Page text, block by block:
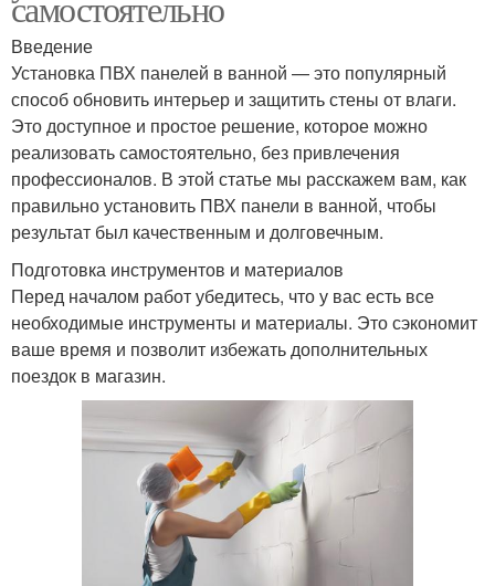
Введение
Установка ПВХ панелей в ванной — это популярный
способ обновить интерьер и защитить стены от влаги.
Это доступное и простое решение, которое можно
реализовать самостоятельно, без привлечения
профессионалов. В этой статье мы расскажем вам, как
правильно установить ПВХ панели в ванной, чтобы
результат был качественным и долговечным.
Подготовка инструментов и материалов
Перед началом работ убедитесь, что у вас есть все
необходимые инструменты и материалы. Это сэкономит
ваше время и позволит избежать дополнительных
поездок в магазин.